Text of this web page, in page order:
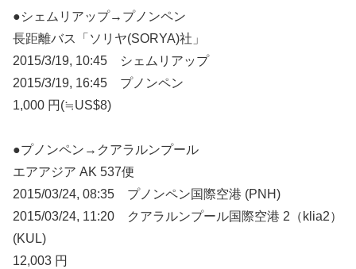
●シェムリアップ→プノンペン
長距離バス「ソリヤ(SORYA)社」
2015/3/19, 10:45 シェムリアップ
2015/3/19, 16:45 プノンペン
1,000 円(≒US$8)
●プノンペン→クアラルンプール
エアアジア AK 537便
2015/03/24, 08:35 プノンペン国際空港 (PNH)
2015/03/24, 11:20 クアラルンプール国際空港 2（klia2）
(KUL)
12,003 円